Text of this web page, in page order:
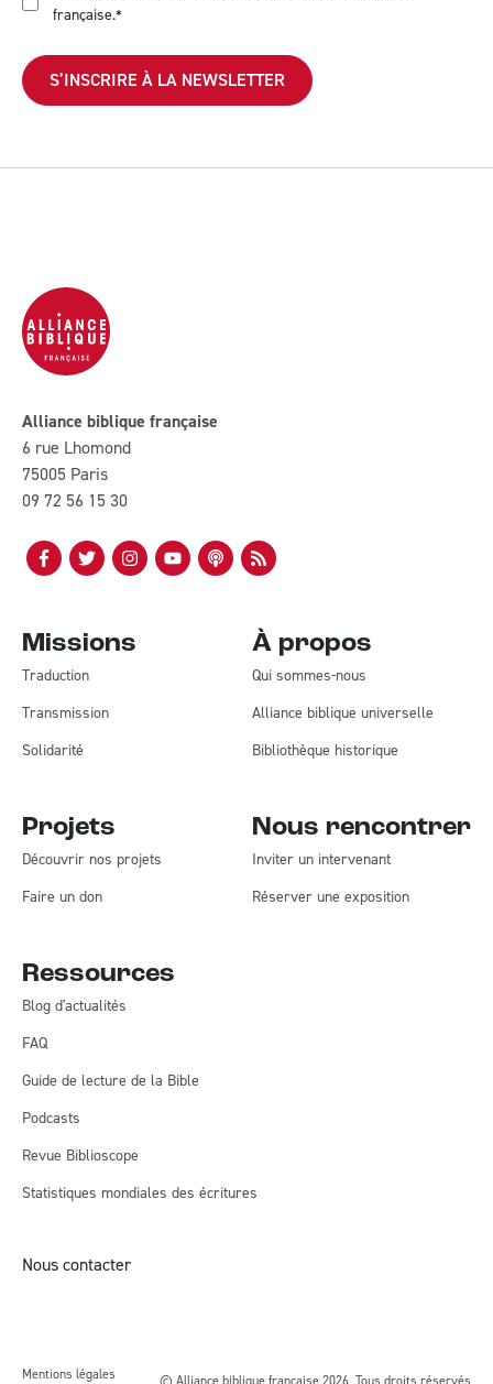
française.*
Alliance biblique française
6 rue Lhomond
75005 Paris
09 72 56 15 30
Missions
Traduction
Transmission
Solidarité
Projets
Découvrir nos projets
Faire un don
À propos
Qui sommes-nous
Alliance biblique universelle
Bibliothèque historique
Nous rencontrer
Inviter un intervenant
Réserver une exposition
Ressources
Blog d'actualités
FAQ
Guide de lecture de la Bible
Podcasts
Revue Biblioscope
Statistiques mondiales des écritures
Nous contacter
Mentions légales